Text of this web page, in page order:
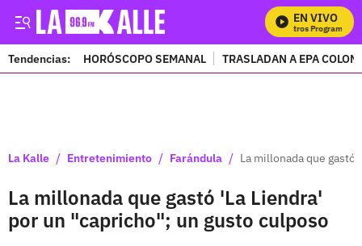
EN VIVO
Tendencias: HORÓSCOPO SEMANAL TRASLADAN A EPA
La Kalle / Entretenimiento / Farándula / La millonada que gastó
La millonada que gastó 'La Liendra'
por un "capricho"; un gusto culposo